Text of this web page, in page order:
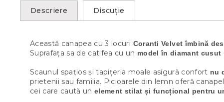
Descriere Discuţie
Această canapea cu 3 locuri Coranti Velvet îmbină
Suprafața sa de catifea cu un model în diamant cusut
Scaunul spațios și tapițeria moale asigură confort nu
prietenii sau familia. Picioarele din lemn oferă
cei care caută unelement stilat și funcțional pentru